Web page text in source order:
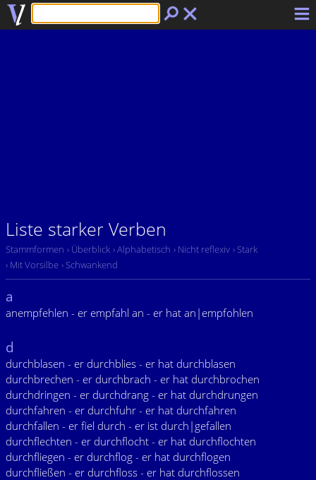
Liste starker Verben
Stammformen › Überblick › Alphabetisch › Nicht reflexiv › Stark
› Mit Vorsilbe › Schwankend
a
anempfehlen - er empfahl an - er hat an|empfohlen
d
durchblasen - er durchblies - er hat durchblasen
durchbrechen - er durchbrach - er hat durchbrochen
durchdringen - er durchdrang - er hat durchdrungen
durchfahren - er durchfuhr - er hat durchfahren
durchfallen - er fiel durch - er ist durch|gefallen
durchflechten - er durchflocht - er hat durchflochten
durchfliegen - er durchflog - er hat durchflogen
durchfließen - er durchfloss - er hat durchflossen